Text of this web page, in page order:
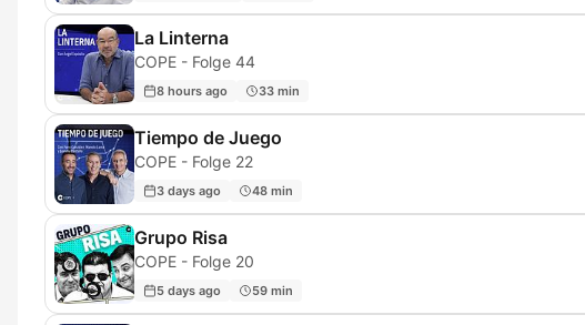
La Linterna
COPE - Folge 44
8 hours ago 33 min
Tiempo de Juego
COPE - Folge 22
3 days ago 48 min
Grupo Risa
COPE - Folge 20
5 days ago 59 min